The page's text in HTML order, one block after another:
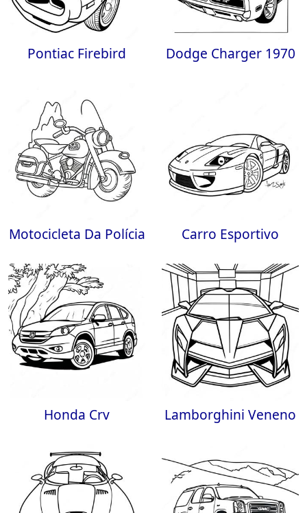
Pontiac Firebird Dodge Charger 1970
Motocicleta Da Polícia Carro Esportivo
Honda Crv Lamborghini Veneno